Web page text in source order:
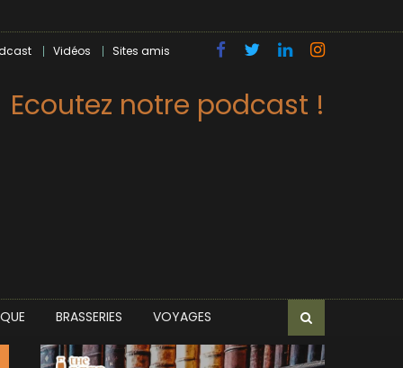
Vidéos Sites amis
Ecoutez notre podcast !
BRASSERIES VOYAGES